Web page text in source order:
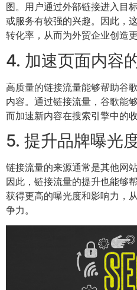
图。用户通过外部链接进入目
或服务有较强的兴趣。因此，
转化率，从而为外贸企业创造更
4. 加速页面内容
高质量的链接流量能够帮助谷
内容。通过链接流量，谷歌能
而加速新内容在搜索引擎中的收
5. 提升品牌曝光
链接流量的来源通常是其他网
因此，链接流量的提升也能够
获得更高的曝光度和影响力，
争力。